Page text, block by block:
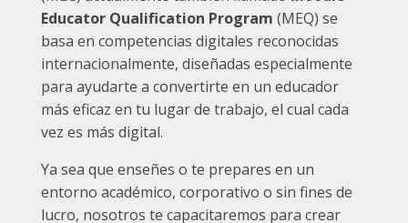
Educator Qualification Program (MEQ) se
basa en competencias digitales reconocidas
internacionalmente, diseñadas especialmente
para ayudarte a convertirte en un educador
más eficaz en tu lugar de trabajo, el cual cada
vez es más digital.
Ya sea que enseñes o te prepares en un
entorno académico, corporativo o sin fines de
lucro, nosotros te capacitaremos para crear